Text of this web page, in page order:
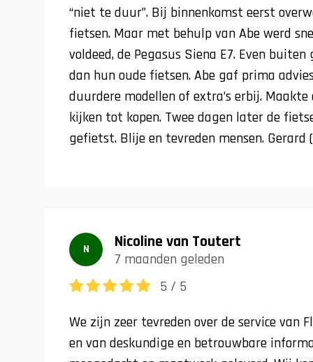
“niet te duur”. Bij binnenkomst eerst
fietsen. Maar met behulp van Abe werd
voldeed, de Pegasus Siena E7. Even
dan hun oude fietsen. Abe gaf prima
duurdere modellen of extra’s erbij.
kijken tot kopen. Twee dagen later de
gefietst. Blije en tevreden mensen. Gerard
N Nicoline van Toutert
7 maanden geleden
5 / 5
We zijn zeer tevreden over de service van
en van deskundige en betrouwbare